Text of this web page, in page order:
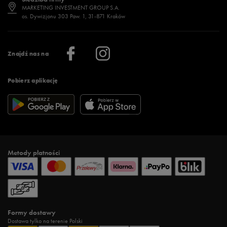
Znajdź nas na
Pobierz aplikację
Regulamin sklepu 50 style
Regulamin aplikacji 50 style
Więcej regulaminów >
Jak wybrać buty na zimę?
Więcej >
Stylizacje damskie
Sklepy stacjonarne
Klub 50 style
Praca
Informacje o firmie
MARKETING INVESTMENT GROUP S.A.
os. Dywizjonu 303 Paw. 1, 31-871 Kraków
Metody płatności
Formy dostawy
Dostawa tylko na terenie Polski